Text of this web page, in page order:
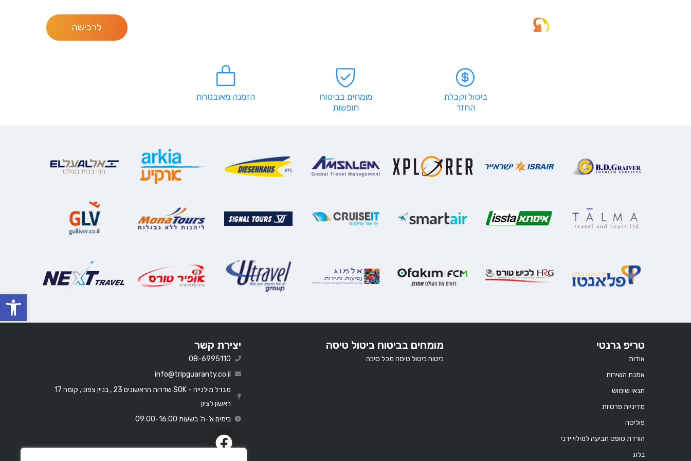
לרכישה
ביטול וקבלת
החזר
מומחים בביטוח
חופשות
הזמנה מאובטחת
טריפ גרנטי
אודות
אמנת השירות
תנאי שימוש
מדיניות פרטיות
פוליסה
הורדת טופס תביעה למילוי ידני
בלוג
מומחים בביטוח ביטול טיסה
ביטוח ביטול טיסה מכל סיבה
יצירת קשר
08-6995110
info@tripguaranty.co.il
מגדל מילנייה - SOK שדרות הראשונים 23 , בניין צפוני, קומה 17
ראשון לציון
בימים א'-ה' בשעות 09:00-16:00